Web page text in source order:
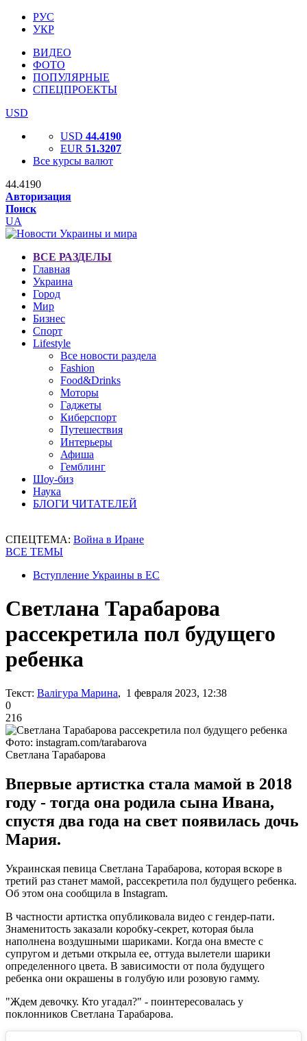
РУС
УКР
ВИДЕО
ФОТО
ПОПУЛЯРНЫЕ
СПЕЦПРОЕКТЫ
USD
USD 44.4190
EUR 51.3207
Все курсы валют
44.4190
Авторизация
Поиск
UA
ВСЕ РАЗДЕЛЫ
Главная
Украина
Город
Мир
Бизнес
Спорт
Lifestyle
Все новости раздела
Fashion
Food&Drinks
Моторы
Гаджеты
Киберспорт
Путешествия
Интерьеры
Афиша
Гемблинг
Шоу-биз
Наука
БЛОГИ ЧИТАТЕЛЕЙ
СПЕЦТЕМА: Война в Иране
ВСЕ ТЕМЫ
Вступление Украины в ЕС
Светлана Тарабарова
рассекретила пол будущего
ребенка
Текст: Валігура Марина, 1 февраля 2023, 12:38
0
216
Фото: instagram.com/tarabarova
Светлана Тарабарова
Впервые артистка стала мамой в 2018
году - тогда она родила сына Ивана,
спустя два года на свет появилась дочь
Мария.
Украинская певица Светлана Тарабарова, которая вскоре в
третий раз станет мамой, рассекретила пол будущего ребенка.
Об этом она сообщила в Instagram.
В частности артистка опубликовала видео с гендер-пати.
Знаменитость заказали коробку-секрет, которая была
наполнена воздушными шариками. Когда она вместе с
супругом и детьми открыла ее, оттуда вылетели шарики
определенного цвета. В зависимости от пола будущего
ребенка они окрашены в голубую или розовую гамму.
"Ждем девочку. Кто угадал?" - поинтересовалась у
поклонников Светлана Тарабарова.